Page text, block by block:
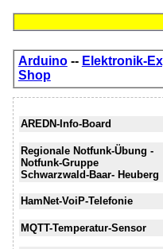
Arduino-- Elektronik-
Shop
AREDN-Info-Board
Regionale Notfunk-Übung -
Notfunk-Gruppe
Schwarzwald-Baar- Heuberg
HamNet-VoiP-Telefonie
MQTT-Temperatur-Sensor